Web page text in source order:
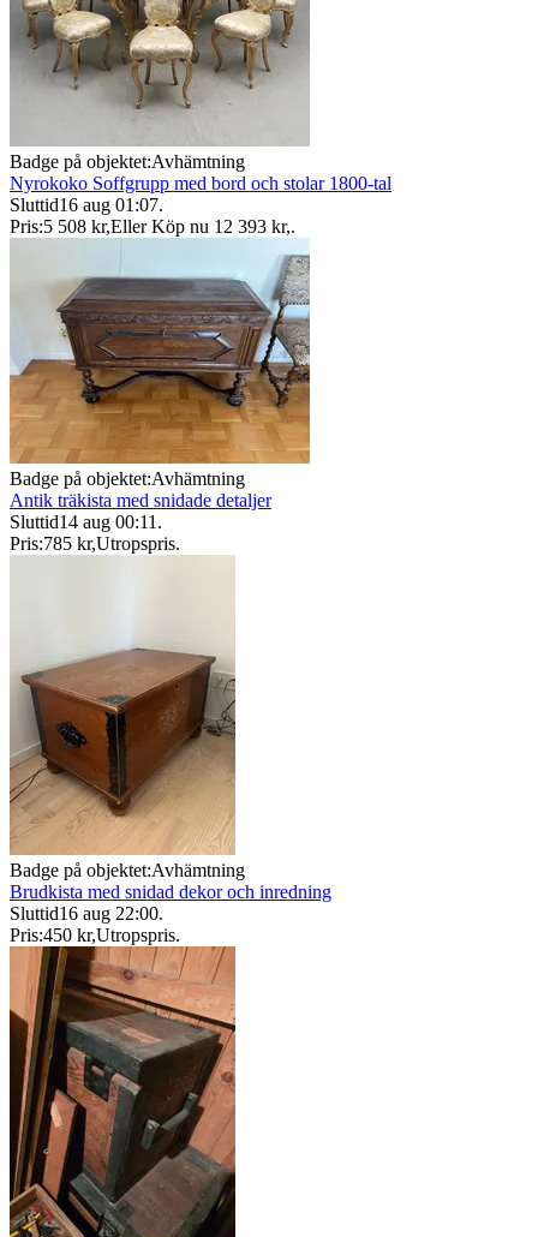
Badge på objektet:Avhämtning
Nyrokoko Soffgrupp med bord och stolar 1800-tal
Sluttid16 aug 01:07.
Pris:5 508 kr,Eller Köp nu 12 393 kr,.
Badge på objektet:Avhämtning
Antik träkista med snidade detaljer
Sluttid14 aug 00:11 .
Pris:785 kr,Utropspris.
Badge på objektet:Avhämtning
Brudkista med snidad dekor och inredning
Sluttid16 aug 22:00.
Pris:450 kr,Utropspris.